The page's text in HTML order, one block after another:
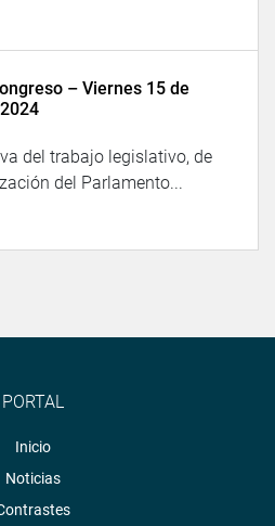
– Viernes 15 de
del trabajo legislativo, de
del Parlamento...
PORTAL
Inicio
Noticias